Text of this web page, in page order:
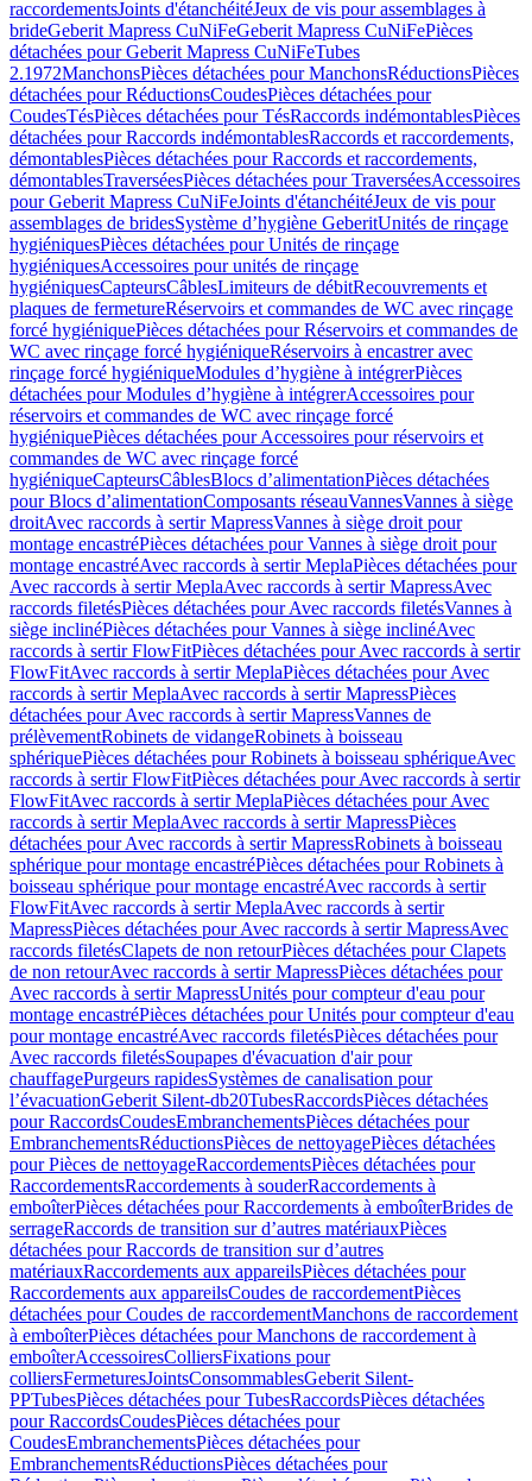
raccordementsJoints d'étanchéitéJeux de vis pour assemblages à
brideGeberit Mapress CuNiFeGeberit Mapress CuNiFePièces
détachées pour Geberit Mapress CuNiFeTubes
2.1972ManchonsPièces détachées pour ManchonsRéductionsPièces
détachées pour RéductionsCoudesPièces détachées pour
CoudesTésPièces détachées pour TésRaccords indémontablesPièces
détachées pour Raccords indémontablesRaccords et raccordements,
démontablesPièces détachées pour Raccords et raccordements,
démontablesTraverséesPièces détachées pour TraverséesAccessoires
pour Geberit Mapress CuNiFeJoints d'étanchéitéJeux de vis pour
assemblages de bridesSystème d’hygiène GeberitUnités de rinçage
hygiéniquesPièces détachées pour Unités de rinçage
hygiéniquesAccessoires pour unités de rinçage
hygiéniquesCapteursCâblesLimiteurs de débitRecouvrements et
plaques de fermetureRéservoirs et commandes de WC avec rinçage
forcé hygiéniquePièces détachées pour Réservoirs et commandes de
WC avec rinçage forcé hygiéniqueRéservoirs à encastrer avec
rinçage forcé hygiéniqueModules d’hygiène à intégrerPièces
détachées pour Modules d’hygiène à intégrerAccessoires pour
réservoirs et commandes de WC avec rinçage forcé
hygiéniquePièces détachées pour Accessoires pour réservoirs et
commandes de WC avec rinçage forcé
hygiéniqueCapteursCâblesBlocs d’alimentationPièces détachées
pour Blocs d’alimentationComposants réseauVannesVannes à siège
droitAvec raccords à sertir MapressVannes à siège droit pour
montage encastréPièces détachées pour Vannes à siège droit pour
montage encastréAvec raccords à sertir MeplaPièces détachées pour
Avec raccords à sertir MeplaAvec raccords à sertir MapressAvec
raccords filetésPièces détachées pour Avec raccords filetésVannes à
siège inclinéPièces détachées pour Vannes à siège inclinéAvec
raccords à sertir FlowFitPièces détachées pour Avec raccords à sertir
FlowFitAvec raccords à sertir MeplaPièces détachées pour Avec
raccords à sertir MeplaAvec raccords à sertir MapressPièces
détachées pour Avec raccords à sertir MapressVannes de
prélèvementRobinets de vidangeRobinets à boisseau
sphériquePièces détachées pour Robinets à boisseau sphériqueAvec
raccords à sertir FlowFitPièces détachées pour Avec raccords à sertir
FlowFitAvec raccords à sertir MeplaPièces détachées pour Avec
raccords à sertir MeplaAvec raccords à sertir MapressPièces
détachées pour Avec raccords à sertir MapressRobinets à boisseau
sphérique pour montage encastréPièces détachées pour Robinets à
boisseau sphérique pour montage encastréAvec raccords à sertir
FlowFitAvec raccords à sertir MeplaAvec raccords à sertir
MapressPièces détachées pour Avec raccords à sertir MapressAvec
raccords filetésClapets de non retourPièces détachées pour Clapets
de non retourAvec raccords à sertir MapressPièces détachées pour
Avec raccords à sertir MapressUnités pour compteur d'eau pour
montage encastréPièces détachées pour Unités pour compteur d'eau
pour montage encastréAvec raccords filetésPièces détachées pour
Avec raccords filetésSoupapes d'évacuation d'air pour
chauffagePurgeurs rapidesSystèmes de canalisation pour
l’évacuationGeberit Silent-db20TubesRaccordsPièces détachées
pour RaccordsCoudesEmbranchementsPièces détachées pour
EmbranchementsRéductionsPièces de nettoyagePièces détachées
pour Pièces de nettoyageRaccordementsPièces détachées pour
RaccordementsRaccordements à souderRaccordements à
emboîterPièces détachées pour Raccordements à emboîterBrides de
serrageRaccords de transition sur d’autres matériauxPièces
détachées pour Raccords de transition sur d’autres
matériauxRaccordements aux appareilsPièces détachées pour
Raccordements aux appareilsCoudes de raccordementPièces
détachées pour Coudes de raccordementManchons de raccordement
à emboîterPièces détachées pour Manchons de raccordement à
emboîterAccessoiresColliersFixations pour
colliersFermeturesJointsConsommablesGeberit Silent-
PPTubesPièces détachées pour TubesRaccordsPièces détachées
pour RaccordsCoudesPièces détachées pour
CoudesEmbranchementsPièces détachées pour
EmbranchementsRéductionsPièces détachées pour